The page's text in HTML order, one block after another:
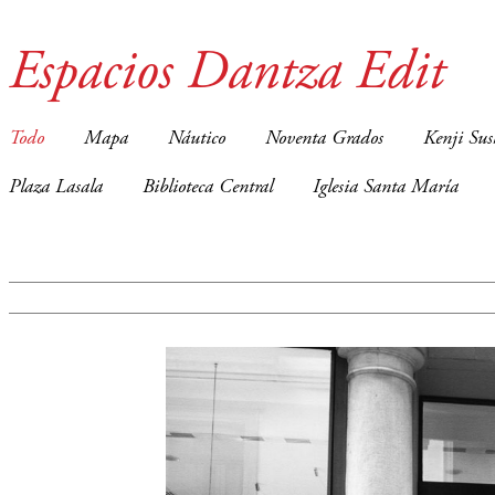
Espacios Dantza Edit
Todo Mapa Náutico Noventa Grados Kenji
Plaza Lasala Biblioteca Central Iglesia Santa María